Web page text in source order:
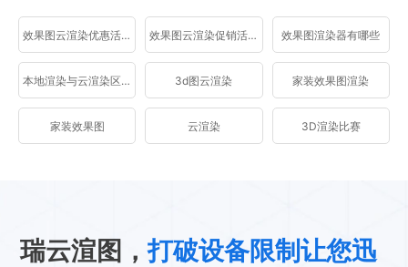
效果图云渲染优惠活动 效果图云渲染促销活动 效果图渲染器有哪些
本地渲染与云渲染区别 3d图云渲染 家装效果图渲染
家装效果图 云渲染 3D渲染比赛
瑞云渲图，打破设备限制让您迅